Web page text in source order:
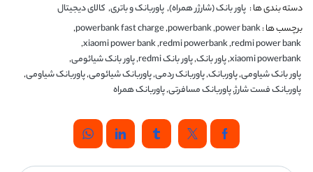
دسته بندی ها : پاور بانک (شارژر همراه),پاوربانک و باتری, کالای دیجیتال
برچسب ها :power bank
,
powerbank
,
powerbank fast charge
,
redmi power bank
,
redmi powerbank
,
xiaomi power bank
,
xiaomi powerbank
,پاور بانک,پاور بانک redmi ,پاور بانک شیائومی,
پاور بانک شیاومی,پاوربانک,پاوربانک ردمی,پاوربانک شیائومی,پاوربانک شیاومی,
پاوربانک فست شارژ,پاوربانک مسافرتی,پاوربانک همراه